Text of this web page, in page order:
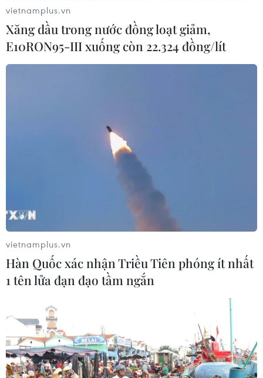
vietnamplus.vn
Xăng dầu trong nước đồng loạt giảm,
E10RON95-III xuống còn 22.324 đồng/lít
vietnamplus.vn
Hàn Quốc xác nhận Triều Tiên phóng ít nhất
1 tên lửa đạn đạo tầm ngắn